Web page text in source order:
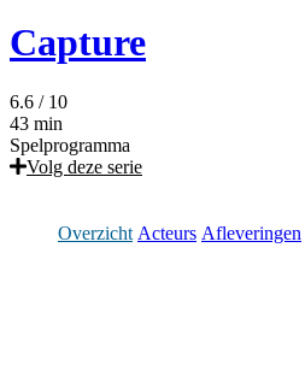
Capture
6.6 / 10
43 min
Spelprogramma
Volg deze serie
Overzicht Acteurs Afleveringen